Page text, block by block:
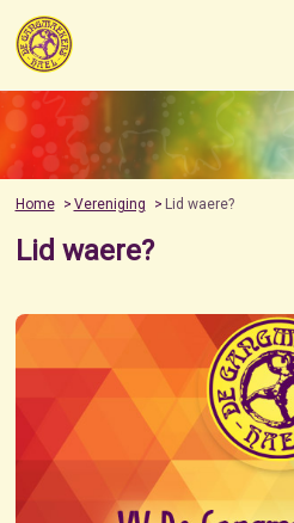
Home Vereniging Lid waere?
Lid waere?